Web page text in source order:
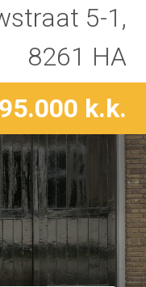
5-1,
8261 HA
k.k.